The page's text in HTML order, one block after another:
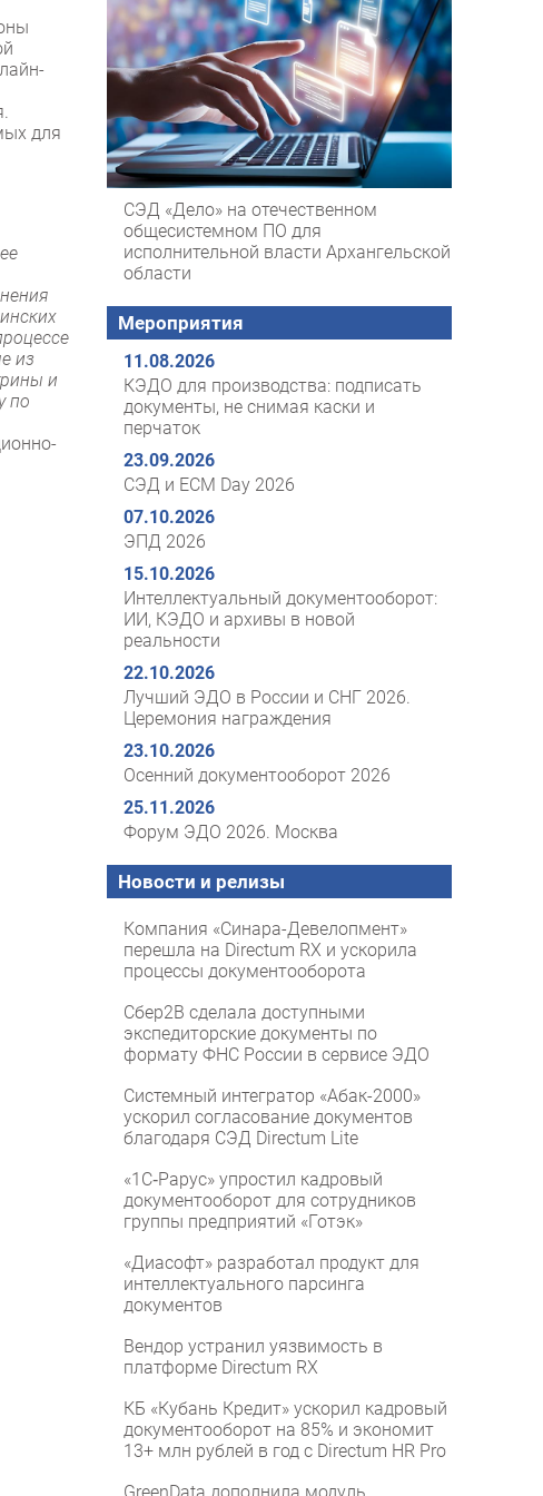
для
из
и
по
СЭД «Дело» на отечественном
общесистемном ПО для
исполнительной власти Архангельской
области
Мероприятия
11.08.2026
КЭДО для производства: подписать
документы, не снимая каски и
перчаток
23.09.2026
СЭД и ECM Day 2026
07.10.2026
ЭПД 2026
15.10.2026
Интеллектуальный документооборот:
ИИ, КЭДО и архивы в новой
реальности
22.10.2026
Лучший ЭДО в России и СНГ 2026.
Церемония награждения
23.10.2026
Осенний документооборот 2026
25.11.2026
Форум ЭДО 2026. Москва
Новости и релизы
Компания «Синара-Девелопмент»
перешла на Directum RX и ускорила
процессы документооборота
Сбер2B сделала доступными
экспедиторские документы по
формату ФНС России в сервисе ЭДО
Системный интегратор «Абак-2000»
ускорил согласование документов
благодаря СЭД Directum Lite
«1С‑Рарус» упростил кадровый
документооборот для сотрудников
группы предприятий «Готэк»
«Диасофт» разработал продукт для
интеллектуального парсинга
документов
Вендор устранил уязвимость в
платформе Directum RX
КБ «Кубань Кредит» ускорил кадровый
документооборот на 85% и экономит
13+ млн рублей в год с Directum HR Pro
GreenData дополнила модуль